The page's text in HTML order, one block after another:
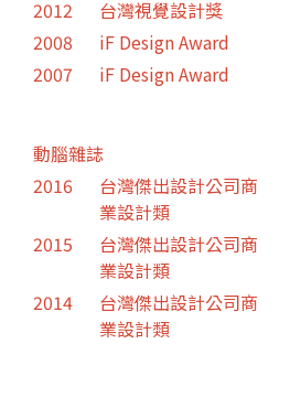
2012
台灣視覺設計獎
2008
iF Design Award
2007
iF Design Award
動腦雜誌
2016
台灣傑出設計公司商
業設計類
2015
台灣傑出設計公司商
業設計類
2014
台灣傑出設計公司商
業設計類